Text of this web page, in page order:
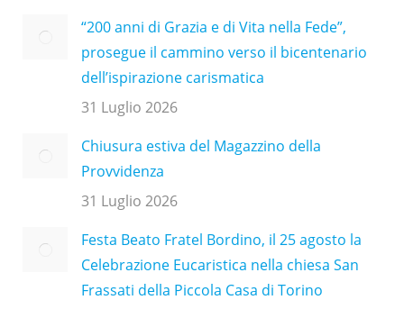
“200 anni di Grazia e di Vita nella Fede”,
prosegue il cammino verso il bicentenario
dell’ispirazione carismatica
31 Luglio 2026
Chiusura estiva del Magazzino della
Provvidenza
31 Luglio 2026
Festa Beato Fratel Bordino, il 25 agosto la
Celebrazione Eucaristica nella chiesa San
Frassati della Piccola Casa di Torino